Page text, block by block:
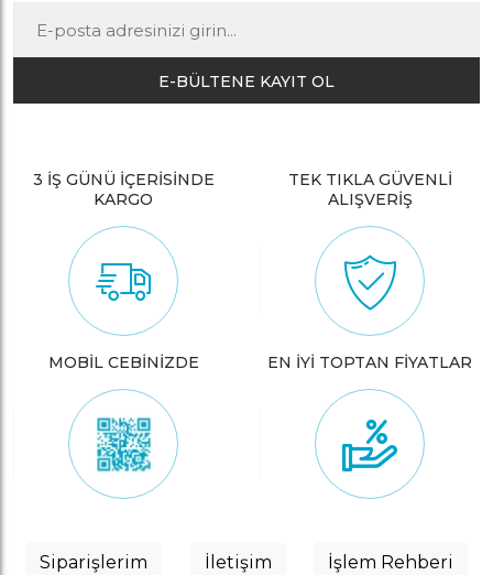
E-BÜLTENE KAYIT OL
3 İŞ GÜNÜ İÇERİSİNDE
KARGO
TEK TIKLA GÜVENLİ
ALIŞVERİŞ
MOBİL CEBİNİZDE EN İYİ TOPTAN FİYATLAR
Siparişlerim İletişim İşlem Rehberi